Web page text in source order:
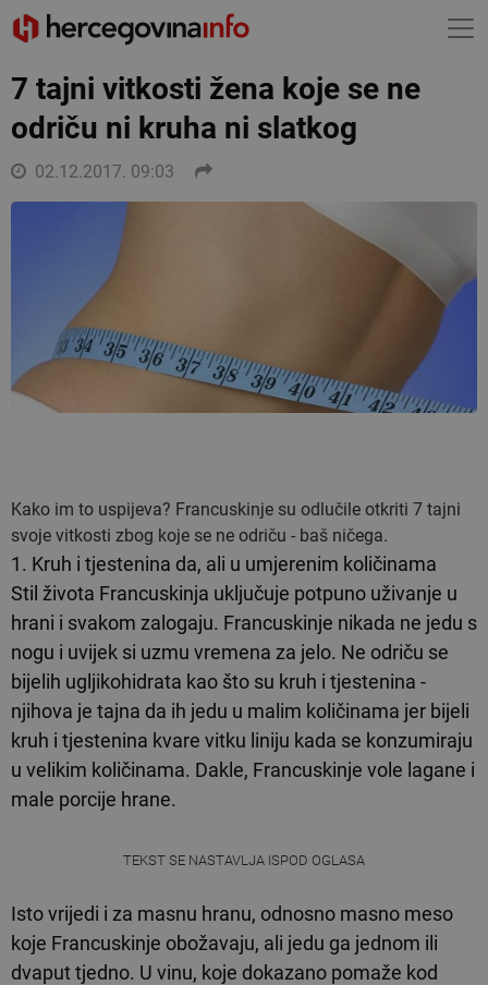
7 tajni vitkosti žena koje se ne
odriču ni kruha ni slatkog
02.12.2017. 09:03
Kako im to uspijeva? Francuskinje su odlučile otkriti 7 tajni
svoje vitkosti zbog koje se ne odriču - baš ničega.
1. Kruh i tjestenina da, ali u umjerenim količinama
Stil života Francuskinja uključuje potpuno uživanje u
hrani i svakom zalogaju. Francuskinje nikada ne jedu s
nogu i uvijek si uzmu vremena za jelo. Ne odriču se
bijelih ugljikohidrata kao što su kruh i tjestenina -
njihova je tajna da ih jedu u malim količinama jer bijeli
kruh i tjestenina kvare vitku liniju kada se konzumiraju
u velikim količinama. Dakle, Francuskinje vole lagane i
male porcije hrane.
TEKST SE NASTAVLJA ISPOD OGLASA
Isto vrijedi i za masnu hranu, odnosno masno meso
koje Francuskinje obožavaju, ali jedu ga jednom ili
dvaput tjedno. U vinu, koje dokazano pomaže kod